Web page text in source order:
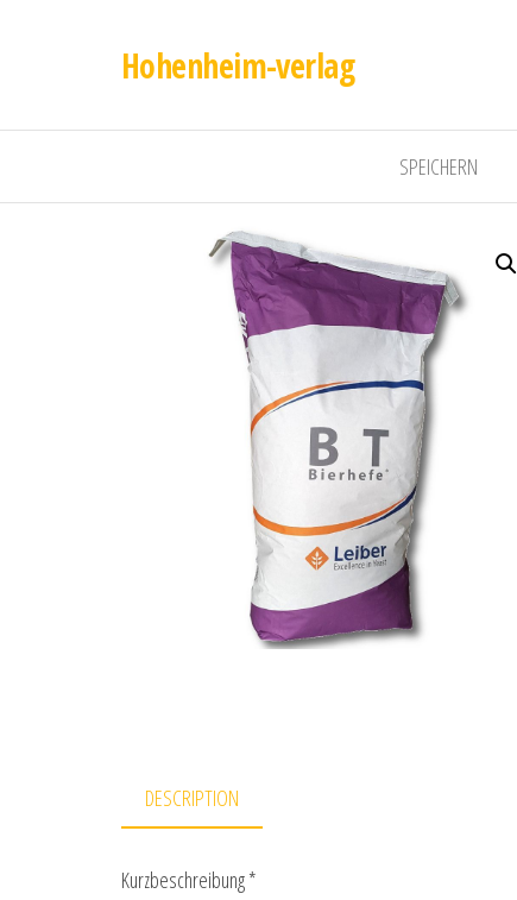
Hohenheim-verlag
SPEICHERN
DESCRIPTION
Kurzbeschreibung *